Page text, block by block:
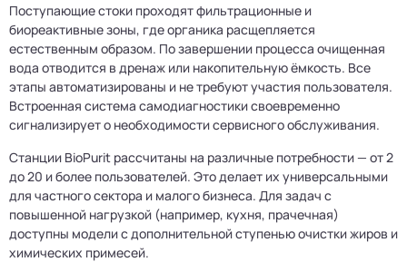
Поступающие стоки проходят фильтрационные и
биореактивные зоны, где органика расщепляется
естественным образом. По завершении процесса очищенная
вода отводится в дренаж или накопительную ёмкость. Все
этапы автоматизированы и не требуют участия пользователя.
Встроенная система самодиагностики своевременно
сигнализирует о необходимости сервисного обслуживания.
Станции BioPurit рассчитаны на различные потребности — от 2
до 20 и более пользователей. Это делает их универсальными
для частного сектора и малого бизнеса. Для задач с
повышенной нагрузкой (например, кухня, прачечная)
доступны модели с дополнительной ступенью очистки жиров и
химических примесей.